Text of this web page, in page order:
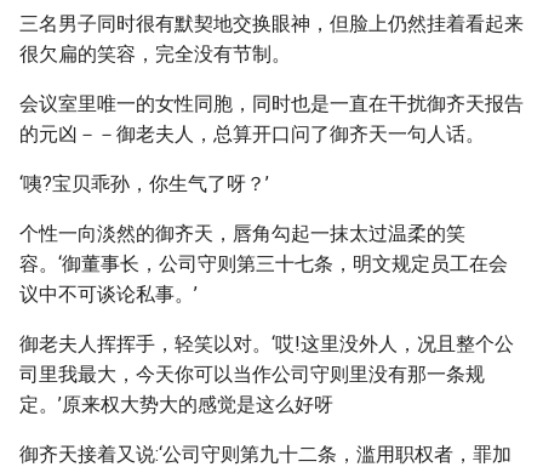
三名男子同时很有默契地交换眼神，但脸上仍然挂着看起来
很欠扁的笑容，完全没有节制。
会议室里唯一的女性同胞，同时也是一直在干扰御齐天报告
的元凶－－御老夫人，总算开口问了御齐天一句人话。
‘咦?宝贝乖孙，你生气了呀？’
个性一向淡然的御齐天，唇角勾起一抹太过温柔的笑
容。‘御董事长，公司守则第三十七条，明文规定员工在会
议中不可谈论私事。’
御老夫人挥挥手，轻笑以对。‘哎!这里没外人，况且整个公
司里我最大，今天你可以当作公司守则里没有那一条规
定。’原来权大势大的感觉是这么好呀
御齐天接着又说:‘公司守则第九十二条，滥用职权者，罪加